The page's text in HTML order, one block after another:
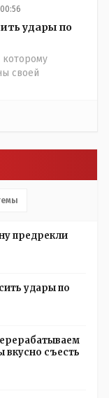
Мы и
удары по
которому
своей
предрекли
удары по
вкусно съесть